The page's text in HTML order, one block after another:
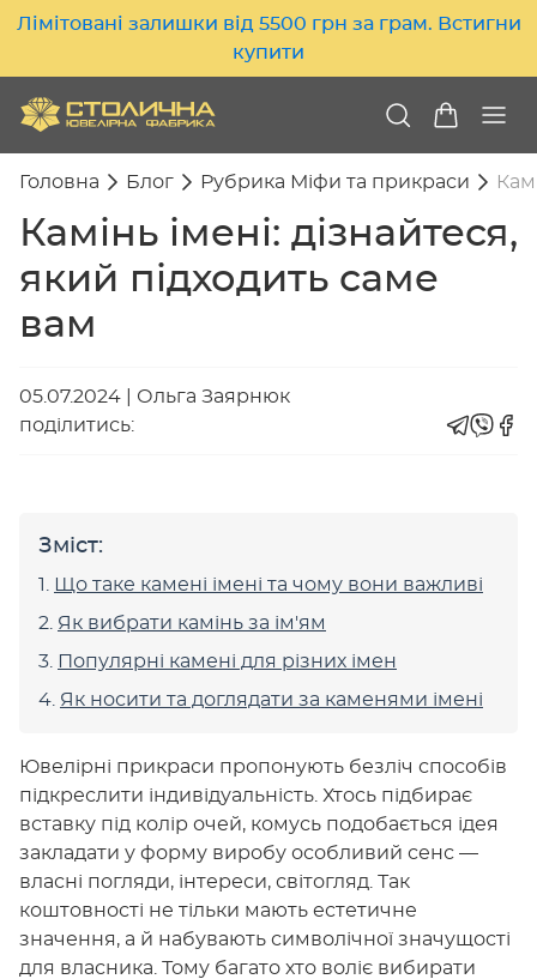
Лімітовані залишки від 5500 грн за грам. Встигни
купити
Головна Блог Рубрика Міфи та прикраси
Камінь імені: дізнайтеся,
який підходить саме
вам
05.07.2024
Ольга Заярнюк
поділитись:
Зміст:
Що таке камені імені та чому вони важливі
Як вибрати камінь за ім'ям
Популярні камені для різних імен
Як носити та доглядати за каменями імені
Ювелірні прикраси пропонують безліч способів
підкреслити індивідуальність. Хтось підбирає
вставку під колір очей, комусь подобається ідея
закладати у форму виробу особливий сенс —
власні погляди, інтереси, світогляд. Так
коштовності не тільки мають естетичне
значення, а й набувають символічної значущості
для власника. Тому багато хто воліє вибирати